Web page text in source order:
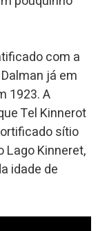
com a
já em
1923. A
Tel Kinnerot
sítio
Lago Kinneret,
idade de